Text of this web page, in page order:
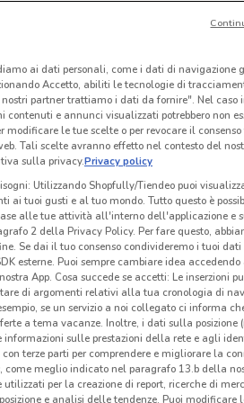
km
Thun
Scade il 18/08 2 km
4.3 km
Buffetti
Scade il 30/09 4.4 km
ai dati personali, come i dati di navigazione
Accetto, abiliti le tecnologie di
partner trattiamo i dati da fornire". Nel caso
contenuti e annunci visualizzati potrebbero non
modificare le tue scelte o per revocare il
Tali scelte avranno effetto nel contesto del
sulla privacy.Privacy policy
Utilizzando Shopfully/Tiendeo puoi
ai tuoi gusti e al tuo mondo. Tutto questo è
alle tue attività all'interno dell'applicazione e
2 della Privacy Policy. Per fare questo,
Se dai il tuo consenso condivideremo i tuoi dati
esterne. Puoi sempre cambiare idea accedendo
App. Cosa succede se accetti: Le inserzioni
di argomenti relativi alla tua cronologia di
se un servizio a noi collegato ci informa
a tema vacanze. Inoltre, i dati sulla posizione
informazioni sulle prestazioni della rete e agli
con terze parti per comprendere e migliorare la
come meglio indicato nel paragrafo 13.b della
per la creazione di report, ricerche di
e analisi delle tendenze. Puoi modificare